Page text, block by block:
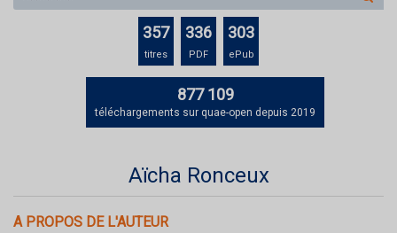
sur
le
357
titres
336
PDF
303
ePub
877 109
téléchargements sur quae-open depuis 2019
Aïcha Ronceux
A PROPOS DE L'AUTEUR